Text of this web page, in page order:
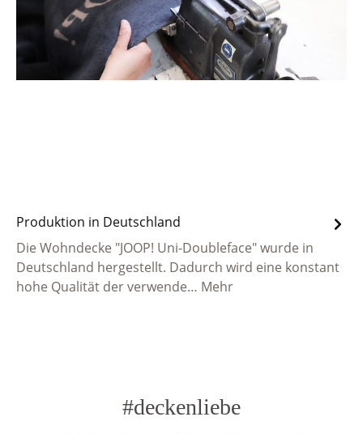
Produktion in Deutschland
Die Wohndecke "JOOP! Uni-Doubleface" wurde in
Deutschland hergestellt. Dadurch wird eine konstant
hohe Qualität der verwende… Mehr
#deckenliebe